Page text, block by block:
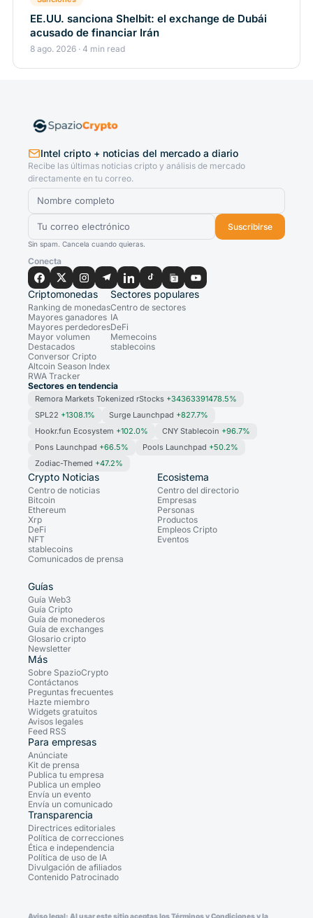
EE.UU. sanciona Shelbit: el exchange de Dubái
acusado de financiar Irán
8 ago. 2026 · 4 min read
Intel cripto + noticias del mercado a diario
Recibe las últimas noticias cripto y análisis de mercado
directamente en tu correo.
Suscribirse
Sin spam. Cancela cuando quieras.
Conecta
Criptomonedas
Ranking de monedas
Mayores ganadores
Mayores perdedores
Mayor volumen
Destacados
Conversor Cripto
Altcoin Season Index
RWA Tracker
Sectores populares
Centro de sectores
IA
DeFi
Memecoins
stablecoins
Sectores en tendencia
Remora Markets Tokenized rStocks +34363391478.5%
SPL22 +1308.1% Surge Launchpad +827.7%
Hookr.fun Ecosystem +102.0% CNY Stablecoin +96.7%
Pons Launchpad +66.5% Pools Launchpad +50.2%
Zodiac-Themed +47.2%
Crypto Noticias
Centro de noticias
Bitcoin
Ethereum
Xrp
DeFi
NFT
stablecoins
Comunicados de prensa
Ecosistema
Centro del directorio
Empresas
Personas
Productos
Empleos Cripto
Eventos
Guías
Guía Web3
Guía Cripto
Guía de monederos
Guía de exchanges
Glosario cripto
Newsletter
Más
Sobre SpazioCrypto
Contáctanos
Preguntas frecuentes
Hazte miembro
Widgets gratuitos
Avisos legales
Feed RSS
Para empresas
Anúnciate
Kit de prensa
Publica tu empresa
Publica un empleo
Envía un evento
Envía un comunicado
Transparencia
Directrices editoriales
Política de correcciones
Ética e independencia
Política de uso de IA
Divulgación de afiliados
Contenido Patrocinado
Aviso legal: Al usar este sitio aceptas los Términos y Condiciones y la